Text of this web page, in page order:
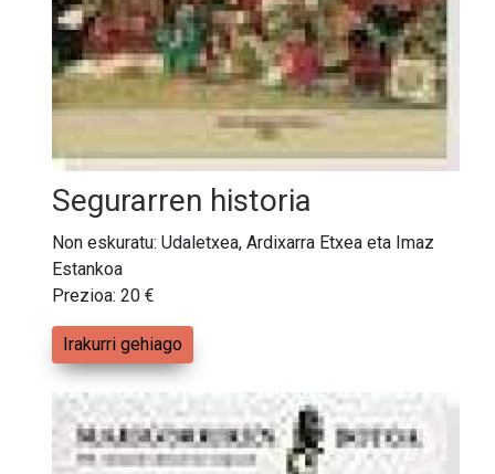
Segurarren historia
Non eskuratu: Udaletxea, Ardixarra Etxea eta Imaz
Estankoa
Prezioa: 20 €
Irakurri gehiago